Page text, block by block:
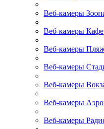
Веб-камеры
Веб-камеры Кафе
Веб-камеры
Веб-камеры
Веб-камеры
Веб-камеры
Веб-камеры